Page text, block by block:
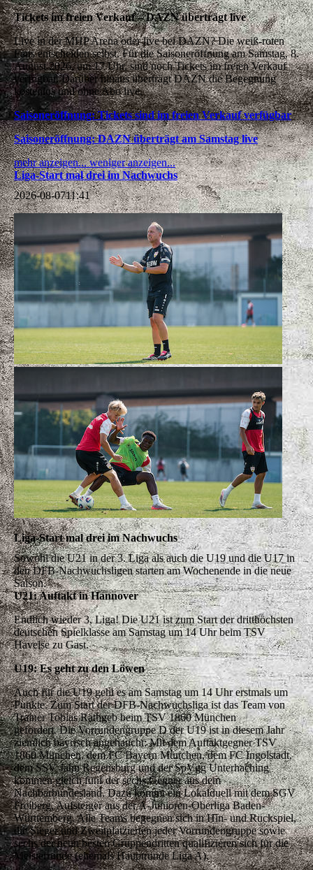
Tickets im freien Verkauf – DAZN überträgt live
Live in der MHP Arena oder live bei DAZN? Die weiß-roten
Fans entscheiden selbst. Für die Saisoneröffnung am Samstag, 8.
August 2026, um 17 Uhr, sind noch Tickets im freien Verkauf
verfügbar. Darüber hinaus überträgt DAZN die Begegnung
kostenlos und ohne Abo live.
Saisoneröffnung: Tickets sind im freien Verkauf verfügbar
Saisoneröffnung: DAZN überträgt am Samstag live
mehr anzeigen...weniger anzeigen...
Liga-Start mal drei im Nachwuchs
2026-08-0711:41
Liga-Start mal drei im Nachwuchs
Sowohl die U21 in der 3. Liga als auch die U19 und die U17 in
den DFB-Nachwuchsligen starten am Wochenende in die neue
Saison.
U21: Auftakt in Hannover
Endlich wieder 3. Liga! Die U21 ist zum Start der dritthöchsten
deutschen Spielklasse am Samstag um 14 Uhr beim TSV
Havelse zu Gast.
U19: Es geht zu den Löwen
Auch für die U19 geht es am Samstag um 14 Uhr erstmals um
Punkte. Zum Start der DFB-Nachwuchsliga ist das Team von
Trainer Tobias Rathgeb beim TSV 1860 München
gefordert. Die Vorrundengruppe D der U19 ist in diesem Jahr
ziemlich bayrisch angehaucht: Mit dem Auftaktgegner TSV
1860 München, dem FC Bayern München, dem FC Ingolstadt,
dem SSV Jahn Regensburg und der SpVgg Unterhaching
kommen gleich fünf der sechs Gegner aus dem
Nachbarbundesland. Dazu kommt ein Lokalduell mit dem SGV
Freiberg, Aufsteiger aus der A-Junioren-Oberliga Baden-
Württemberg. Alle Teams begegnen sich in Hin- und Rückspiel,
die Sieger und Zweitplatzierten jeder Vorrundengruppe sowie
sechs der neun besten Gruppendritten qualifizieren sich für die
Meisterrunde (ehemals Hauptrunde Liga A).